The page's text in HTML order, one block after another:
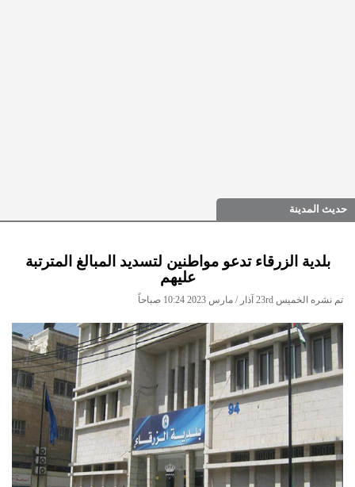
حديث المدينة
بلدية الزرقاء تدعو مواطنين لتسديد المبالغ المترتبة
عليهم
تم نشره الخميس 23rd آذار / مارس 2023 10:24 صباحاً